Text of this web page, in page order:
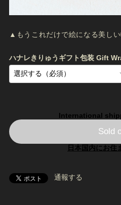
▲もうこれだけで絵になる美しい
ハナレきりゅうギフト包装 Gift
International
Sold
日本国内にお住
通報する